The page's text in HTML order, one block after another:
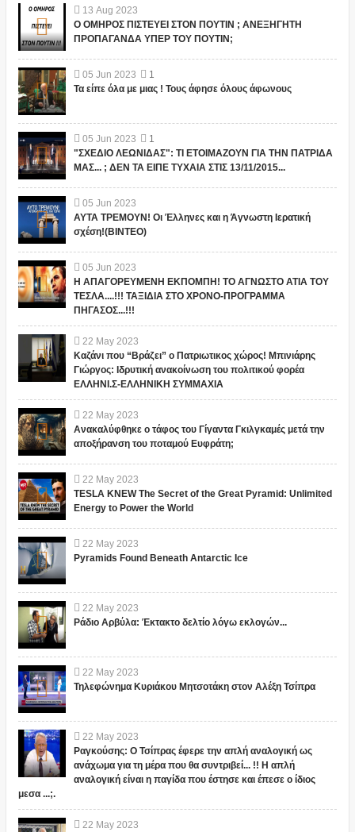
13 Aug 2023
Ο ΟΜΗΡΟΣ ΠΙΣΤΕΥΕΙ ΣΤΟΝ ΠΟΥΤΙΝ ; ΑΝΕΞΗΓΗΤΗ
ΠΡΟΠΑΓΑΝΔΑ ΥΠΕΡ ΤΟΥ ΠΟΥΤΙΝ;
05 Jun 2023
1
Τα είπε όλα με μιας ! Τους άφησε όλους άφωνους
05 Jun 2023
1
"ΣΧΕΔΙΟ ΛΕΩΝΙΔΑΣ": ΤΙ ΕΤΟΙΜΑΖΟΥΝ ΓΙΑ ΤΗΝ ΠΑΤΡΙΔΑ
ΜΑΣ... ; ΔΕΝ ΤΑ ΕΙΠΕ ΤΥΧΑΙΑ ΣΤΙΣ 13/11/2015...
05 Jun 2023
ΑΥΤΑ ΤΡΕΜΟΥΝ! Οι Έλληνες και η Άγνωστη Ιερατική
σχέση!(ΒΙΝΤΕΟ)
05 Jun 2023
Η ΑΠΑΓΟΡΕΥΜΕΝΗ ΕΚΠΟΜΠΗ! ΤΟ ΑΓΝΩΣΤΟ ΑΤΙΑ ΤΟΥ
ΤΕΣΛΑ....!!! ΤΑΞΙΔΙΑ ΣΤΟ ΧΡΟΝΟ-ΠΡΟΓΡΑΜΜΑ
ΠΗΓΑΣΟΣ...!!!
22 May 2023
Καζάνι που “Βράζει” ο Πατριωτικος χώρος! Μπινιάρης
Γιώργος: Ιδρυτική ανακοίνωση του πολιτικού φορέα
ΕΛΛΗΝΙ.Σ-ΕΛΛΗΝΙΚΗ ΣΥΜΜΑΧΙΑ
22 May 2023
Ανακαλύφθηκε ο τάφος του Γίγαντα Γκιλγκαμές μετά την
αποξήρανση του ποταμού Ευφράτη;
22 May 2023
TESLA KNEW The Secret of the Great Pyramid: Unlimited
Energy to Power the World
22 May 2023
Pyramids Found Beneath Antarctic Ice
22 May 2023
Ράδιο Αρβύλα: Έκτακτο δελτίο λόγω εκλογών...
22 May 2023
Τηλεφώνημα Κυριάκου Μητσοτάκη στον Αλέξη Τσίπρα
22 May 2023
Ραγκούσης: Ο Τσίπρας έφερε την απλή αναλογική ως
ανάχωμα για τη μέρα που θα συντριβεί... !! Η απλή
αναλογική είναι η παγίδα που έστησε και έπεσε ο ίδιος
μεσα ...;.
22 May 2023